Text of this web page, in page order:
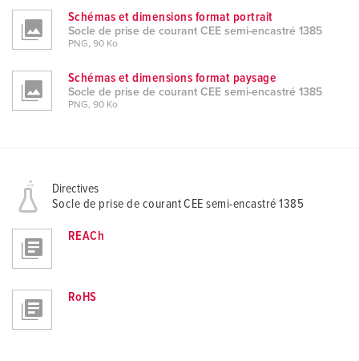
Schémas et dimensions format portrait
Socle de prise de courant CEE semi-encastré 1385
PNG, 90 Ko
Schémas et dimensions format paysage
Socle de prise de courant CEE semi-encastré 1385
PNG, 90 Ko
Directives
Socle de prise de courant CEE semi-encastré 1385
REACh
RoHS